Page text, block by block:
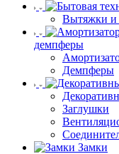
Вытяжки и
демпферы
Демпферы
Заглушки
Замки